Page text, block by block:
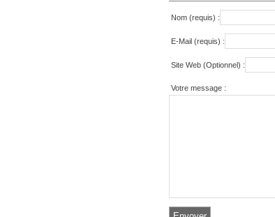
Nom (requis) :
E-Mail (requis) :
Site Web (Optionnel) :
Votre message :